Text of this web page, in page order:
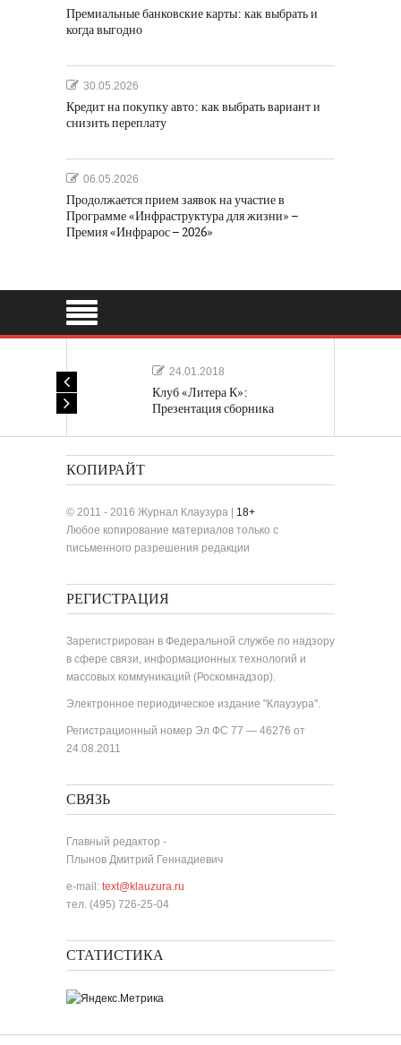
Премиальные банковские карты: как выбрать и
когда выгодно
30.05.2026
Кредит на покупку авто: как выбрать вариант и
снизить переплату
06.05.2026
Продолжается прием заявок на участие в
Программе «Инфраструктура для жизни» –
Премия «Инфрарос – 2026»
24.01.2018
Клуб «Литера К»:
Презентация сборника
КОПИРАЙТ
© 2011 - 2016 Журнал Клаузура | 18+
Любое копирование материалов только с
письменного разрешения редакции
РЕГИСТРАЦИЯ
Зарегистрирован в Федеральной службе по надзору
в сфере связи, информационных технологий и
массовых коммуникаций (Роскомнадзор).
Электронное периодическое издание "Клаузура".
Регистрационный номер Эл ФС 77 — 46276 от
24.08.2011
СВЯЗЬ
Главный редактор -
Плынов Дмитрий Геннадиевич
e-mail: text@klauzura.ru
тел. (495) 726-25-04
СТАТИСТИКА